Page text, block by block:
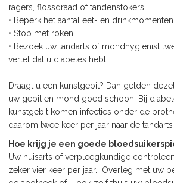
ragers, flossdraad of tandenstokers.
• Beperk het aantal eet- en
• Stop met roken.
• Bezoek uw tandarts of mondhygiënist
vertel dat u diabetes hebt.
Draagt u een kunstgebit? Dan gelden
uw gebit en mond goed schoon. Bij
kunstgebit komen infecties onder de
daarom twee keer per jaar naar de
Hoe krijg je een goede
Uw huisarts of verpleegkundige
zeker vier keer per jaar. Overleg met uw